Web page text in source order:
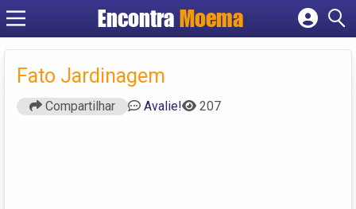
Encontra Moema
Criar conta
Fato Jardinagem
Compartilhar Avalie! 207